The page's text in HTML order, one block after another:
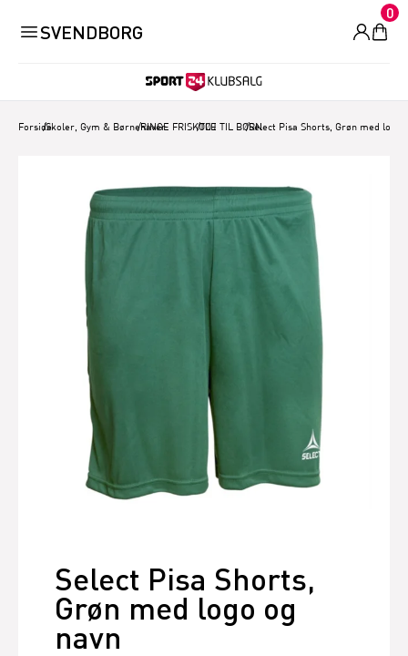
SVENDBORG
0
Forside
/Skoler, Gym & Børnehaver.
/RINGE FRISKOLE
/TØJ TIL BØRN
/Select Pisa Shorts, Grøn med logo
Select Pisa Shorts,
Grøn med logo og
navn